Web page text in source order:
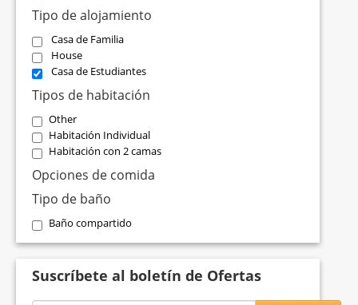
Tipo de alojamiento
Casa de Familia
House
Casa de Estudiantes
Tipos de habitación
Other
Habitación Individual
Habitación con 2 camas
Opciones de comida
Tipo de baño
Baño compartido
Suscríbete al boletín de Ofertas